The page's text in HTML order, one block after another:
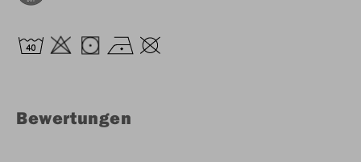
Bewertungen